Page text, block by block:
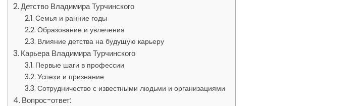
Детство Владимира Турчинского
Семья и ранние годы
Образование и увлечения
Влияние детства на будущую карьеру
Карьера Владимира Турчинского
Первые шаги в профессии
Успехи и признание
Сотрудничество с известными людьми и организациями
Вопрос-ответ: